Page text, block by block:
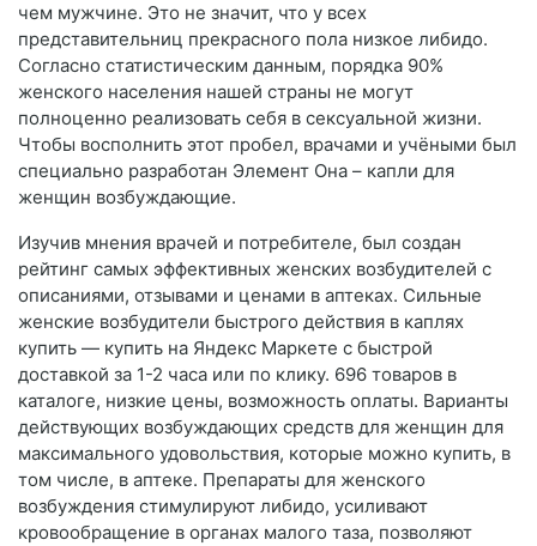
чем мужчине. Это не значит, что у всех
представительниц прекрасного пола низкое либидо.
Согласно статистическим данным, порядка 90%
женского населения нашей страны не могут
полноценно реализовать себя в сексуальной жизни.
Чтобы восполнить этот пробел, врачами и учёными был
специально разработан Элемент Она – капли для
женщин возбуждающие.
Изучив мнения врачей и потребителе, был создан
рейтинг самых эффективных женских возбудителей с
описаниями, отзывами и ценами в аптеках. Сильные
женские возбудители быстрого действия в каплях
купить — купить на Яндекс Маркете с быстрой
доставкой за 1-2 часа или по клику. 696 товаров в
каталоге, низкие цены, возможность оплаты. Варианты
действующих возбуждающих средств для женщин для
максимального удовольствия, которые можно купить, в
том числе, в аптеке. Препараты для женского
возбуждения стимулируют либидо, усиливают
кровообращение в органах малого таза, позволяют